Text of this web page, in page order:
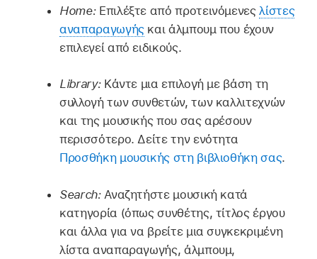
Home:Επιλέξτε από προτεινόμενεςλίστες
αναπαραγωγήςκαι άλμπουμ που έχουν
επιλεγεί από ειδικούς.
Library:Κάντε μια επιλογή με βάση τη
συλλογή των συνθετών, των καλλιτεχνών
και της μουσικής που σας αρέσουν
περισσότερο. Δείτε την ενότητα
Προσθήκη μουσικής στη βιβλιοθήκη σας.
Search:Αναζητήστε μουσική κατά
κατηγορία (όπως συνθέτης, τίτλος έργου
και άλλα για να βρείτε μια συγκεκριμένη
λίστα αναπαραγωγής, άλμπουμ,